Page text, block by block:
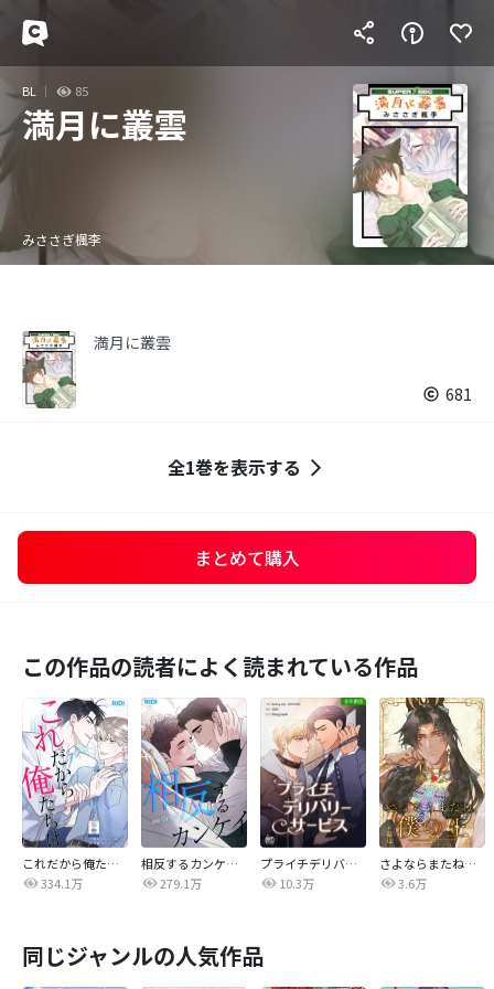
BL 85
満月に叢雲
みささぎ楓李
満月に叢雲
681
全1巻を表示する
まとめて購入
この作品の読者によく読まれている作品
これだから俺たちは
334.1万
相反するカンケイ【改訂版】
279.1万
プライチデリバリーサービス【全年齢版】
10.3万
さよならまたね、僕の王【タテヨミ】
3.6万
同じジャンルの人気作品